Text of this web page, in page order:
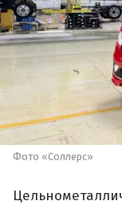
Фото «Соллерс»